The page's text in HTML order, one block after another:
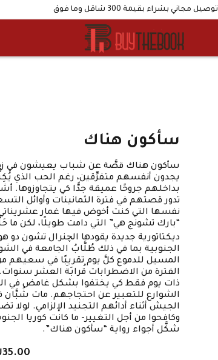
توصيل مجاني بشراء بقيمة 300 شاقل وما فوق
سأكون هناك
سأكون هناك قصَّة عن شباب يعيشون في
يجدون أنفسهم متفرِّقين، رغم الحب الذي
بداخلهم جروحًا عميقة جدًّا كي يتجاوزوها.
تدور قصتهم في فترة الثمانينات وأوائل
نفسها التي كنت أخوض فيها غمار عشريناتي
“بارك تشونج هي” التي دامت طويلًا، لكن ما
ديكتاتورية جديدة يقودها الچنرال تشون دو
الجنوبية بما في ذلك طُلَّابُ الجامعة في
المسيل للدموع كلَّ يوم تقريبًا في سعيهم
الفترة من الاضطرابات قُرابَةَ العشر
ذات يوم فقط كي يختفوا بشكل غامض في
الشوارع للتعبير عن احتجاجهم. مات شُبَّان
الجيش أثناء أدائهم التجنيد الإلزامي. لولا
وكافحوا من أجل التغيير- ما كانت كوريا
شكَّل أجواء رواية “سأكون هناك”.
35.00